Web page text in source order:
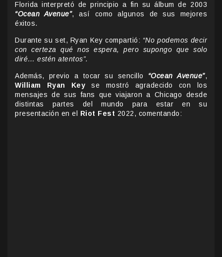
Florida interpretó de principio a fin su álbum de 2003
“Ocean Avenue”, así como algunos de sus mejores
éxitos.
Durante su set, Ryan Key compartió: “No podemos decir
con certeza qué nos espera, pero supongo que solo
diré… estén atentos”.
Además, previo a tocar su sencillo “Ocean Avenue”,
William Ryan Key se mostró agradecido con los
mensajes de sus fans que viajaron a Chicago desde
distintas partes del mundo para estar en su
presentación en el Riot Fest 2022, comentando: